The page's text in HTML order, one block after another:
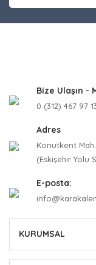
Bize Ulaşın -
0 (312) 467 97
Adres
Konutkent
(Eskişehir Yolu
E-posta:
KURUMSAL